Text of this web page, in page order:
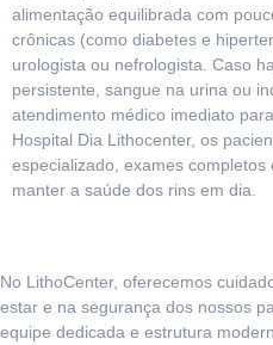
alimentação equilibrada com
crônicas (como diabetes e
urologista ou nefrologista. Caso
persistente, sangue na urina ou
atendimento médico imediato
Hospital Dia Lithocenter, os
especializado, exames
manter a saúde dos rins em dia.
No LithoCenter, oferecemos
estar e na segurança dos nossos
equipe dedicada e estrutura